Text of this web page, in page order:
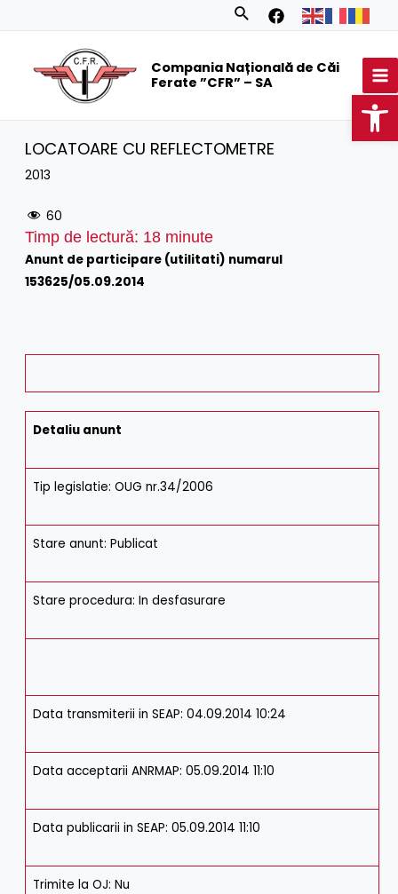
Search
Compania Națională de Căi
Ferate ”CFR” – SA
LOCATOARE CU REFLECTOMETRE
2013
60
Timp de lectură: 18 minute
Anunt de participare (utilitati) numarul
153625/05.09.2014
Detaliu anunt
Tip legislatie: OUG nr.34/2006
Stare anunt: Publicat
Stare procedura: In desfasurare
Data transmiterii in SEAP: 04.09.2014 10:24
Data acceptarii ANRMAP: 05.09.2014 11:10
Data publicarii in SEAP: 05.09.2014 11:10
Trimite la OJ: Nu